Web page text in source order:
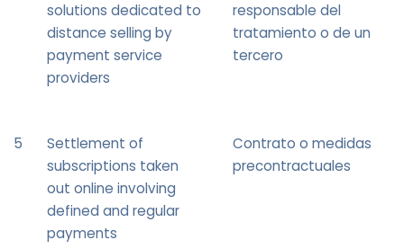
solutions dedicated to
distance selling by
payment service
providers
responsable del
tratamiento o de un
tercero
5
Settlement of
subscriptions taken
out online involving
defined and regular
payments
Contrato o medidas
precontractuales